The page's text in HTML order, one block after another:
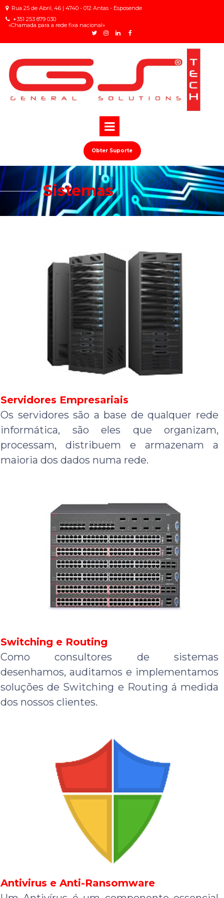
Rua 25 de Abril, 46 | 4740 - 012 Antas - Esposende
 +351 253 879 030
«Chamada para a rede fixa nacional»
Obter Suporte
Sistemas
Servidores Empresariais
Os servidores são a base de qualquer rede
informática, são eles que organizam,
processam, distribuem e armazenam a
maioria dos dados numa rede.
Switching e Routing
Como consultores de sistemas
desenhamos, auditamos e implementamos
soluções de Switching e Routing á medida
dos nossos clientes.
Antivirus e Anti-Ransomware